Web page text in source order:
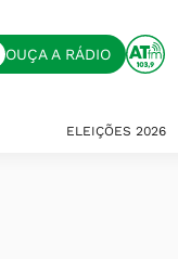
OUÇA A RÁDIO
ELEIÇÕES 2026